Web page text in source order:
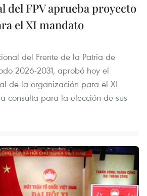
del FPV aprueba proyecto
el XI mandato
del Frente de la Patria de
2026-2031, aprobó hoy el
de la organización para el XI
consulta para la elección de sus